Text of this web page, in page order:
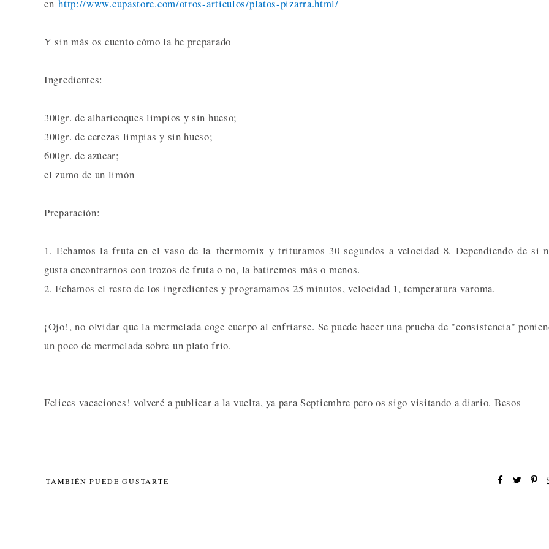
enhttp://www.cupastore.com/otros-articulos/platos-pizarra.html/
Y sin más os cuento cómo la he preparado
Ingredientes:
300gr. de albaricoques limpios y sin hueso;
300gr. de cerezas limpias y sin hueso;
600gr. de azúcar;
el zumo de un limón
Preparación:
1. Echamos la fruta en el vaso de la thermomix y trituramos 30 segundos a velocidad 8. Dependiendo de si
gusta encontrarnos con trozos de fruta o no, la batiremos más o menos.
2. Echamos el resto de los ingredientes y programamos 25 minutos, velocidad 1, temperatura varoma.
¡Ojo!, no olvidar que la mermelada coge cuerpo al enfriarse. Se puede hacer una prueba de "consistencia"
un poco de mermelada sobre un plato frío.
Felices vacaciones! volveré a publicar a la vuelta, ya para Septiembre pero os sigo visitando a diario. Besos
TAMBIÉN PUEDE GUSTARTE